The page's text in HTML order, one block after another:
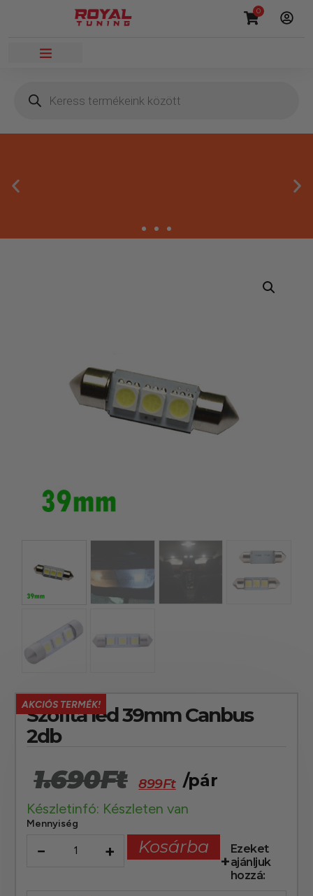
0
AKCIÓS TERMÉK!
Szofita led 39mm Canbus
2db
1.690Ft 899Ft /pár
Készletinfó: Készleten van
Mennyiség
− + Kosárba
Ezeket
ajánljuk
hozzá: